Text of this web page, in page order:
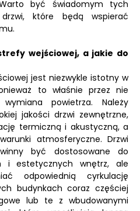
być świadomym tych
które będą wspierać
wejściowej, a jakie do
jest niezwykle istotny w
to właśnie przez nie
powietrza. Należy
jakości drzwi zewnętrzne,
termiczną i akustyczną, a
atmosferyczne. Drzwi
być dostosowane do
i estetycznych wnętrz, ale
odpowiednią cyrkulację
budynkach coraz częściej
lub te z wbudowanymi